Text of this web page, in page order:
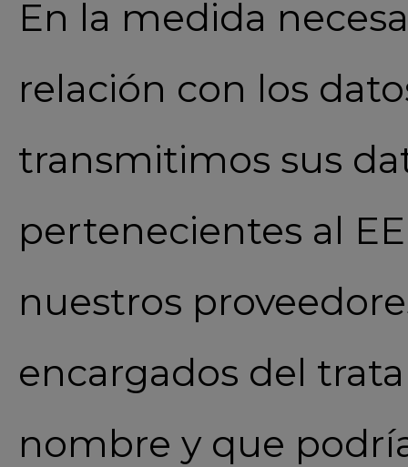
En la medida
relación con los
transmitimos sus
pertenecientes al
nuestros
encargados del
nombre y que